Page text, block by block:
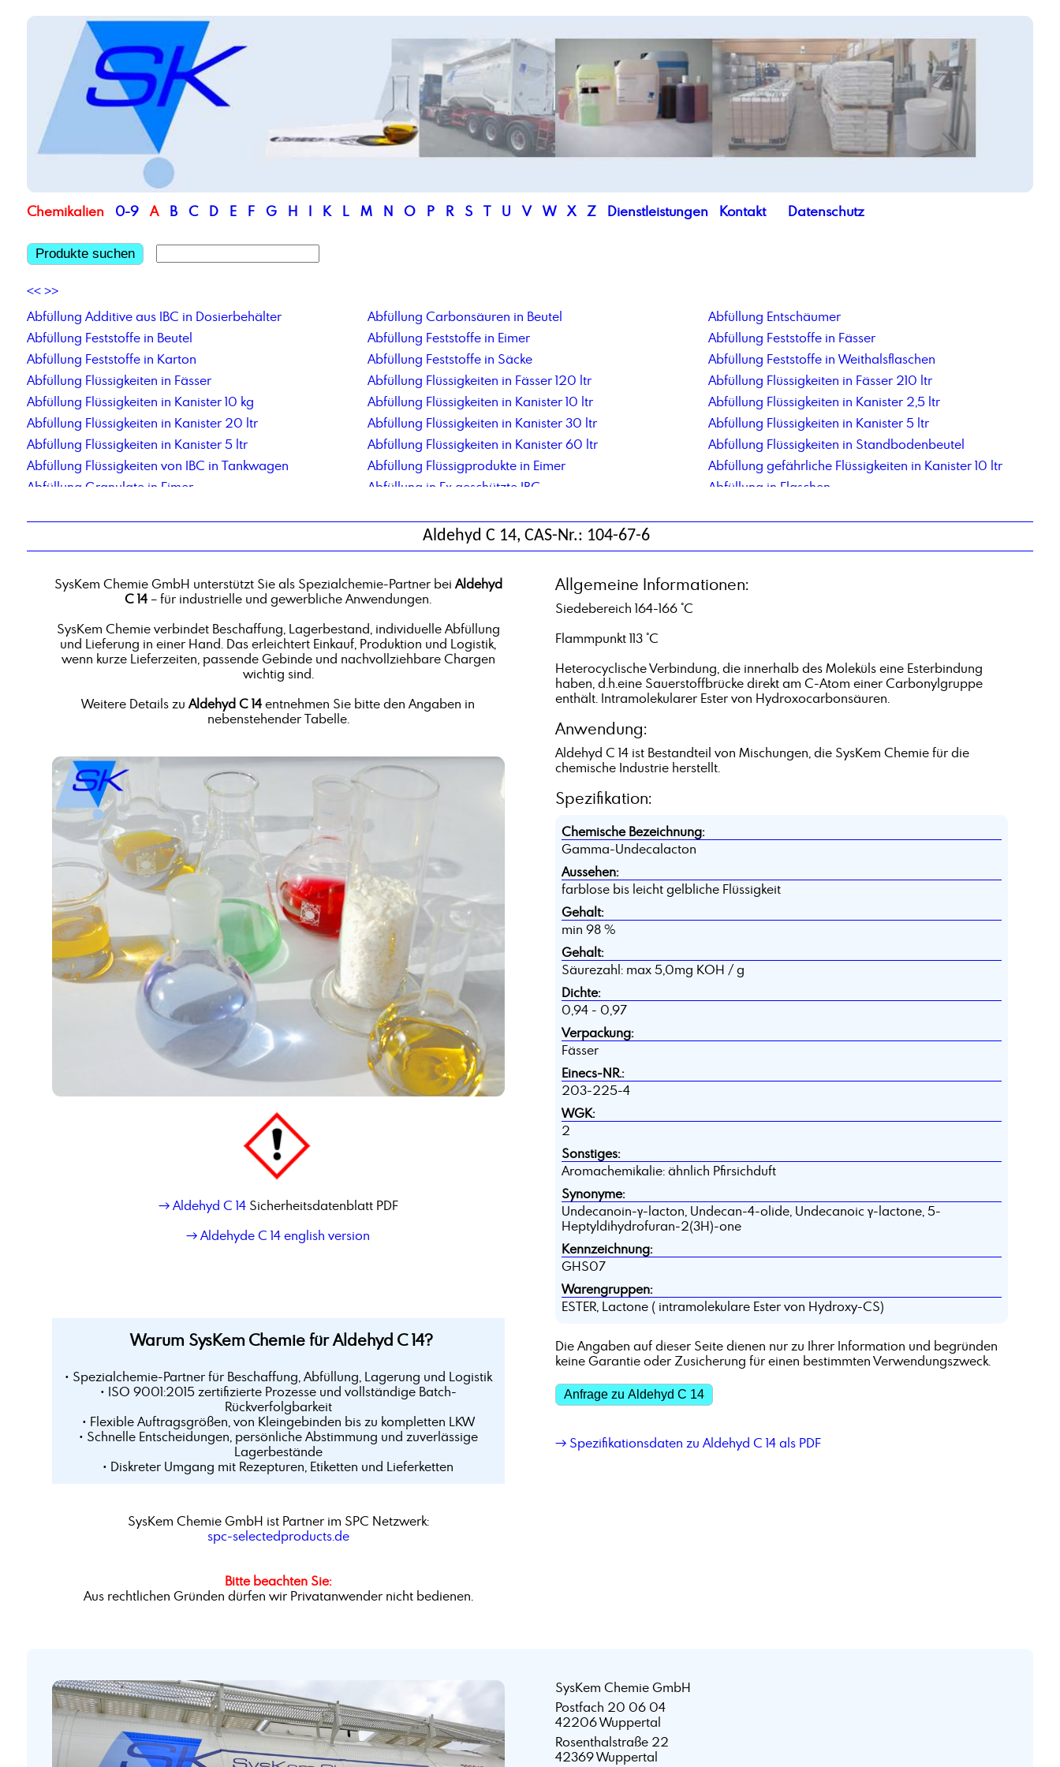
Chemikalien 0-9 A B C D E F G H I K L M N O P R S T U V W X Z Dienstleistungen Kontakt Datenschutz
Produkte suchen
<< >>
Abfüllung Additive aus IBC in Dosierbehälter
Abfüllung Carbonsäuren in Beutel
Abfüllung Entschäumer
Abfüllung Feststoffe in Beutel
Abfüllung Feststoffe in Eimer
Abfüllung Feststoffe in Fässer
Abfüllung Feststoffe in Karton
Abfüllung Feststoffe in Säcke
Abfüllung Feststoffe in Weithalsflaschen
Abfüllung Flüssigkeiten in Fässer
Abfüllung Flüssigkeiten in Fässer 120 ltr
Abfüllung Flüssigkeiten in Fässer 210 ltr
Abfüllung Flüssigkeiten in Kanister 10 kg
Abfüllung Flüssigkeiten in Kanister 10 ltr
Abfüllung Flüssigkeiten in Kanister 2,5 ltr
Abfüllung Flüssigkeiten in Kanister 20 ltr
Abfüllung Flüssigkeiten in Kanister 30 ltr
Abfüllung Flüssigkeiten in Kanister 5 ltr
Abfüllung Flüssigkeiten in Kanister 5 ltr
Abfüllung Flüssigkeiten in Kanister 60 ltr
Abfüllung Flüssigkeiten in Standbodenbeutel
Abfüllung Flüssigkeiten von IBC in Tankwagen
Abfüllung Flüssigprodukte in Eimer
Abfüllung gefährliche Flüssigkeiten in Kanister 10 ltr
Abfüllung Granulate in Eimer
Abfüllung in Ex geschützte IBC
Abfüllung in Flaschen
Abfüllung in IBC mit 1000ltr Nettoinhalt
Abfüllung in Kleinstgebinde
Abfüllung in neue IBC als Mehrweggebinde, inkl. Rücknahme und Wiederbefüllung
Abfüllung Kleingebinde
Abfüllung pastöse Produkte in Fässer
Abfüllung pastöse Produkte in IBC
Abfüllung pastöse Produkte in Kartuschen
Aceton, Endverbleibserklärungspflichtig
Acetyltributylcitrat
Acryl-Maleinsäure Copolymer, Natriumsalz, Lösung
Acrylsäure
Aldehyd C 14
Aldehyd C 16
Aldehyd C 18
Alkene C20-C24
Alkylbenzolsulfonsäure
Aluminiumstearat
Aluminiumsulfat, Lösung 48-50%
Aluminiumsulfat,fest, 17/18%
Amidosulfonsäure
Ammoniumacetat, Lösung, ca. 50 %
Äpfelsäure
Ätznatron in Perlen
Ätznatron in Schuppen
Aldehyd C 14, CAS-Nr.: 104-67-6
SysKem Chemie GmbH unterstützt Sie als Spezialchemie-Partner beiAldehyd
C 14 – für industrielle und gewerbliche Anwendungen.
SysKem Chemie verbindet Beschaffung, Lagerbestand, individuelle Abfüllung
und Lieferung in einer Hand. Das erleichtert Einkauf, Produktion und Logistik,
wenn kurze Lieferzeiten, passende Gebinde und nachvollziehbare Chargen
wichtig sind.
Weitere Details zuAldehyd C 14 entnehmen Sie bitte den Angaben in
nebenstehender Tabelle.
→ Aldehyd C 14Sicherheitsdatenblatt PDF
→ Aldehyde C 14 english version
Warum SysKem Chemie für Aldehyd C 14?
• Spezialchemie-Partner für Beschaffung, Abfüllung, Lagerung und Logistik
• ISO 9001:2015 zertifizierte Prozesse und vollständige Batch-
Rückverfolgbarkeit
• Flexible Auftragsgrößen, von Kleingebinden bis zu kompletten LKW
• Schnelle Entscheidungen, persönliche Abstimmung und zuverlässige
Lagerbestände
• Diskreter Umgang mit Rezepturen, Etiketten und Lieferketten
SysKem Chemie GmbH ist Partner im SPC Netzwerk:
spc-selectedproducts.de
Bitte beachten Sie:
Aus rechtlichen Gründen dürfen wir Privatanwender nicht bedienen.
Allgemeine Informationen:
Siedebereich 164-166 °C
Flammpunkt 113 °C
Heterocyclische Verbindung, die innerhalb des Moleküls eine Esterbindung
haben, d.h.eine Sauerstoffbrücke direkt am C-Atom einer Carbonylgruppe
enthält. Intramolekularer Ester von Hydroxocarbonsäuren.
Anwendung:
Aldehyd C 14 ist Bestandteil von Mischungen, die SysKem Chemie für die
chemische Industrie herstellt.
Spezifikation:
Chemische Bezeichnung:
Gamma-Undecalacton
Aussehen:
farblose bis leicht gelbliche Flüssigkeit
Gehalt:
min 98 %
Gehalt:
Säurezahl: max 5,0mg KOH / g
Dichte:
0,94 - 0,97
Verpackung:
Fässer
Einecs-NR.:
203-225-4
WGK:
2
Sonstiges:
Aromachemikalie: ähnlich Pfirsichduft
Synonyme:
Undecanoin-γ-lacton, Undecan-4-olide, Undecanoic γ-lactone, 5-
Heptyldihydrofuran-2(3H)-one
Kennzeichnung:
GHS07
Warengruppen:
ESTER, Lactone ( intramolekulare Ester von Hydroxy-CS)
Die Angaben auf dieser Seite dienen nur zu Ihrer Information und begründen
keine Garantie oder Zusicherung für einen bestimmten Verwendungszweck.
Anfrage zu Aldehyd C 14
→ Spezifikationsdaten zu Aldehyd C 14 als PDF
SysKem Chemie GmbH
Postfach 20 06 04
42206 Wuppertal
Rosenthalstraße 22
42369 Wuppertal